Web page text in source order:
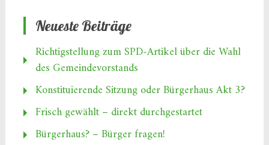
Neueste Beiträge
Richtigstellung zum SPD‑Artikel über die Wahl
des Gemeindevorstands
Konstituierende Sitzung oder Bürgerhaus Akt 3?
Frisch gewählt – direkt durchgestartet
Bürgerhaus? – Bürger fragen!